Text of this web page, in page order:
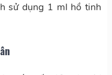
sử dụng 1 ml hồ tinh